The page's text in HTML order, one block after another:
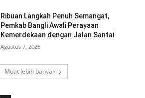
Ribuan Langkah Penuh Semangat,
Pemkab Bangli Awali Perayaan
Kemerdekaan dengan Jalan Santai
Agustus 7, 2026
Muat lebih banyak